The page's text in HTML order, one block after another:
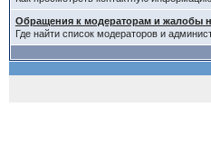
Обращения к модераторам и жалобы
Где найти список модераторов и